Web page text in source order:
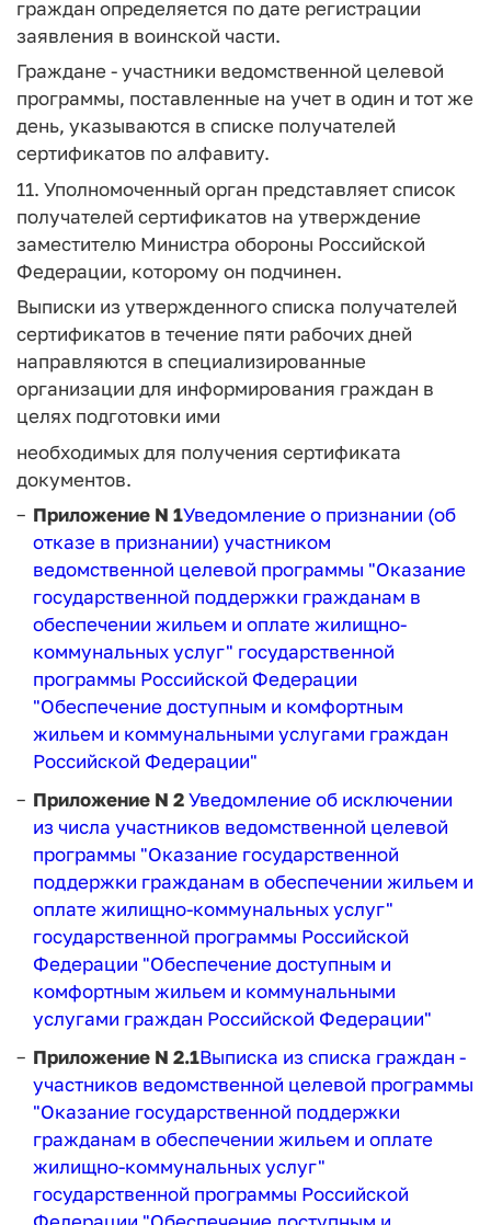
граждан определяется по дате регистрации
заявления в воинской части.
Граждане - участники ведомственной целевой
программы, поставленные на учет в один и тот же
день, указываются в списке получателей
сертификатов по алфавиту.
11. Уполномоченный орган представляет список
получателей сертификатов на утверждение
заместителю Министра обороны Российской
Федерации, которому он подчинен.
Выписки из утвержденного списка получателей
сертификатов в течение пяти рабочих дней
направляются в специализированные
организации для информирования граждан в
целях подготовки ими
необходимых для получения сертификата
документов.
Приложение N 1Уведомление о признании (об
отказе в признании) участником
ведомственной целевой программы "Оказание
государственной поддержки гражданам в
обеспечении жильем и оплате жилищно-
коммунальных услуг" государственной
программы Российской Федерации
"Обеспечение доступным и комфортным
жильем и коммунальными услугами граждан
Российской Федерации"
Приложение N 2Уведомление об исключении
из числа участников ведомственной целевой
программы "Оказание государственной
поддержки гражданам в обеспечении жильем и
оплате жилищно-коммунальных услуг"
государственной программы Российской
Федерации "Обеспечение доступным и
комфортным жильем и коммунальными
услугами граждан Российской Федерации"
Приложение N 2.1Выписка из списка граждан -
участников ведомственной целевой программы
"Оказание государственной поддержки
гражданам в обеспечении жильем и оплате
жилищно-коммунальных услуг"
государственной программы Российской